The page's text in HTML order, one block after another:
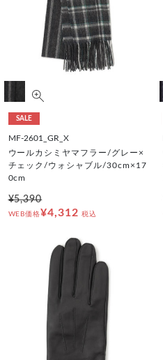
SALE
MF-2601_GR_X
ウールカシミヤマフラー/グレー×
チェック/ウォシャブル/30cm×17
0cm
¥5,390
WEB価格¥4,312 税込